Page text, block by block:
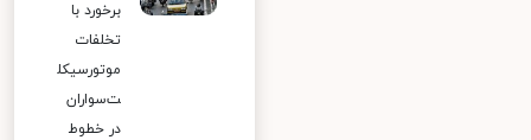
برخورد با
تخلفات
موتورسیکل
ت‌سواران
در خطوط